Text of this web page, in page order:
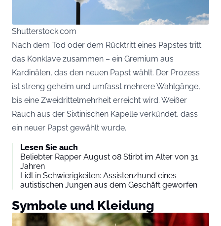
Shutterstock.com
Nach dem Tod oder dem Rücktritt eines Papstes tritt
das Konklave zusammen – ein Gremium aus
Kardinälen, das den neuen Papst wählt. Der Prozess
ist streng geheim und umfasst mehrere Wahlgänge,
bis eine Zweidrittelmehrheit erreicht wird. Weißer
Rauch aus der Sixtinischen Kapelle verkündet, dass
ein neuer Papst gewählt wurde.
Lesen Sie auch
Beliebter Rapper August 08 Stirbt im Alter von 31
Jahren
Lidl in Schwierigkeiten: Assistenzhund eines
autistischen Jungen aus dem Geschäft geworfen
Symbole und Kleidung